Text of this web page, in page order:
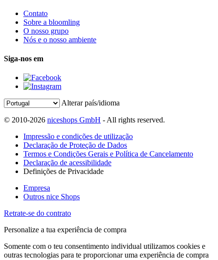
Contato
Sobre a bloomling
O nosso grupo
Nós e o nosso ambiente
Siga-nos em
Alterar país/idioma
© 2010-2026 niceshops GmbH - All rights reserved.
Impressão e condições de utilização
Declaração de Proteção de Dados
Termos e Condições Gerais e Política de Cancelamento
Declaração de acessibilidade
Definições de Privacidade
Empresa
Outros nice Shops
Retrate-se do contrato
Personalize a tua experiência de compra
Somente com o teu consentimento individual utilizamos cookies e
outras tecnologias para te proporcionar uma experiência de compra